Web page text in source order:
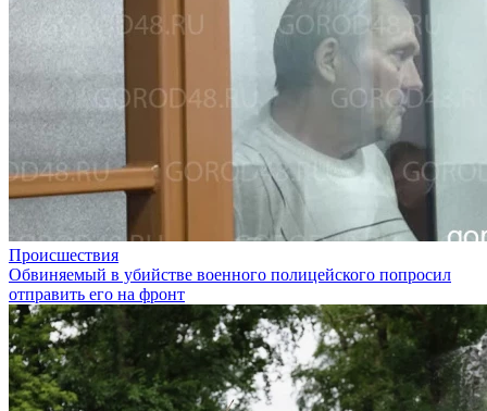
Происшествия
Обвиняемый в убийстве военного полицейского попросил
отправить его на фронт